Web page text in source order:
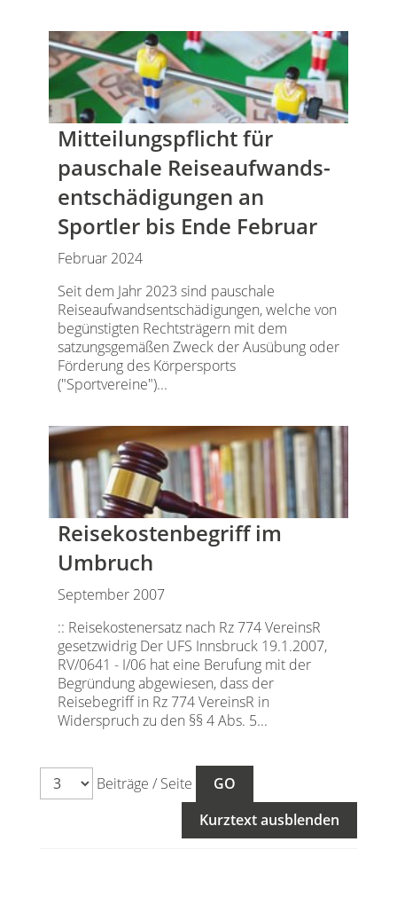
Mitteilungspflicht für
pauschale Reiseaufwands­
entschädigungen an
Sportler bis Ende Februar
Februar 2024
Seit dem Jahr 2023 sind pauschale
Reiseaufwandsentschädigungen, welche von
begünstigten Rechtsträgern mit dem
satzungsgemäßen Zweck der Ausübung oder
Förderung des Körpersports
("Sportvereine")...
Reisekostenbegriff im
Umbruch
September 2007
:: Reisekostenersatz nach Rz 774 VereinsR
gesetzwidrig Der UFS Innsbruck 19.1.2007,
RV/0641 - I/06 hat eine Berufung mit der
Begründung abgewiesen, dass der
Reisebegriff in Rz 774 VereinsR in
Widerspruch zu den §§ 4 Abs. 5...
Beiträge / Seite
Kurztext ausblenden